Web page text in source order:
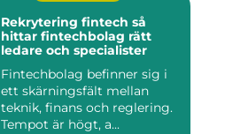
Rekrytering fintech så
hittar fintechbolag rätt
ledare och specialister
Fintechbolag befinner sig i
ett skärningsfält mellan
teknik, finans och reglering.
Tempot är högt, a...